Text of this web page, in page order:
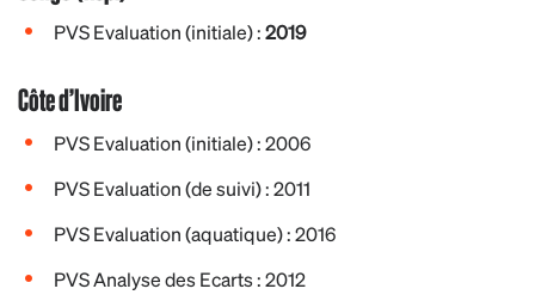
PVS Evaluation (initiale) :2019
Côte d’Ivoire
PVS Evaluation (initiale) : 2006
PVS Evaluation (de suivi) : 2011
PVS Evaluation (aquatique) : 2016
PVS Analyse des Ecarts : 2012